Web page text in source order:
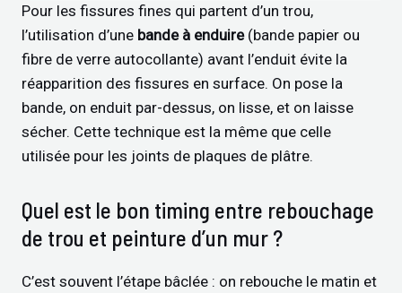
Pour les fissures fines qui partent d’un trou,
l’utilisation d’une bande à enduire(bande papier ou
fibre de verre autocollante) avant l’enduit évite la
réapparition des fissures en surface. On pose la
bande, on enduit par-dessus, on lisse, et on laisse
sécher. Cette technique est la même que celle
utilisée pour les joints de plaques de plâtre.
Quel est le bon timing entre rebouchage
de trou et peinture d’un mur ?
C’est souvent l’étape bâclée : on rebouche le matin et